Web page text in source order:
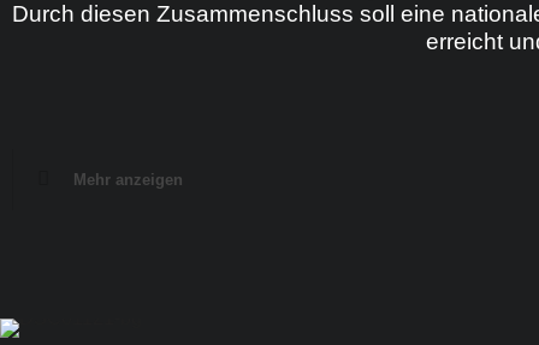
Durch diesen Zusammenschluss soll eine
erreicht
Mehr anzeigen